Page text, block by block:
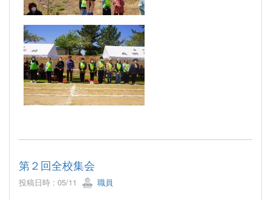
第２回全校集会
投稿日時 : 05/11 職員